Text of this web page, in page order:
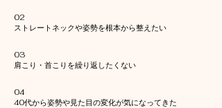
02
ストレートネックや姿勢を根本から整えたい
03
肩こり・首こりを繰り返したくない
04
40代から姿勢や見た目の変化が気になってきた